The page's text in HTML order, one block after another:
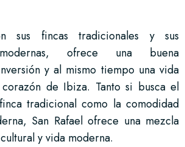
sus fincas tradicionales y sus
ofrece una buena
y al mismo tiempo una vida
de Ibiza. Tanto si busca el
tradicional como la comodidad
San Rafael ofrece una mezcla
y vida moderna.